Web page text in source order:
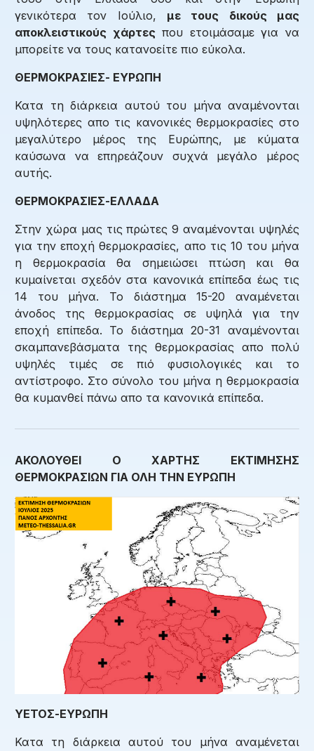
γενικότερα τον Ιούλιο, με τους δικούς μας
αποκλειστικούς χάρτεςπου ετοιμάσαμε για να
μπορείτε να τους κατανοείτε πιο εύκολα.
ΘΕΡΜΟΚΡΑΣΙΕΣ- ΕΥΡΩΠΗ
Κατα τη διάρκεια αυτού του μήνα αναμένονται
υψηλότερες απο τις κανονικές θερμοκρασίες στο
μεγαλύτερο μέρος της Ευρώπης, με κύματα
καύσωνα να επηρεάζουν συχνά μεγάλο μέρος
αυτής.
ΘΕΡΜΟΚΡΑΣΙΕΣ-ΕΛΛΑΔΑ
Στην χώρα μας τις πρώτες 9 αναμένονται υψηλές
για την εποχή θερμοκρασίες, απο τις 10 του μήνα
η θερμοκρασία θα σημειώσει πτώση και θα
κυμαίνεται σχεδόν στα κανονικά επίπεδα έως τις
14 του μήνα. Το διάστημα 15-20 αναμένεται
άνοδος της θερμοκρασίας σε υψηλά για την
εποχή επίπεδα. Το διάστημα 20-31 αναμένονται
σκαμπανεβάσματα της θερμοκρασίας απο πολύ
υψηλές τιμές σε πιό φυσιολογικές και το
αντίστροφο. Στο σύνολο του μήνα η θερμοκρασία
θα κυμανθεί πάνω απο τα κανονικά επίπεδα.
ΑΚΟΛΟΥΘΕΙ Ο ΧΑΡΤΗΣ ΕΚΤΙΜΗΣΗΣ
ΘΕΡΜΟΚΡΑΣΙΩΝ ΓΙΑ ΟΛΗ ΤΗΝ ΕΥΡΩΠΗ
ΥΕΤΟΣ-ΕΥΡΩΠΗ
Κατα τη διάρκεια αυτού του μήνα αναμένεται